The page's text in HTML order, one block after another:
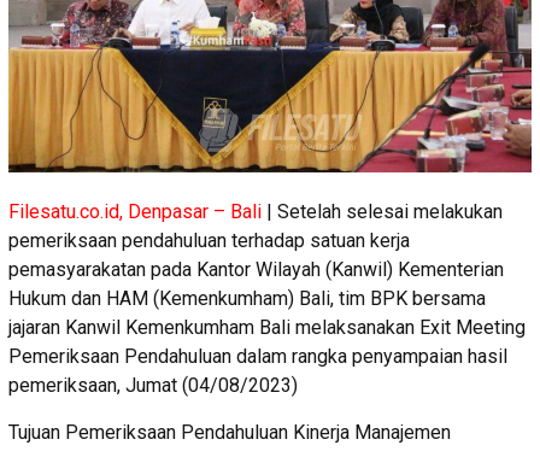
Filesatu.co.id, Denpasar – Bali | Setelah selesai melakukan
pemeriksaan pendahuluan terhadap satuan kerja
pemasyarakatan pada Kantor Wilayah (Kanwil) Kementerian
Hukum dan HAM (Kemenkumham) Bali, tim BPK bersama
jajaran Kanwil Kemenkumham Bali melaksanakan Exit Meeting
Pemeriksaan Pendahuluan dalam rangka penyampaian hasil
pemeriksaan, Jumat (04/08/2023)
Tujuan Pemeriksaan Pendahuluan Kinerja Manajemen